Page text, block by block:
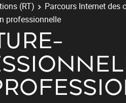
(RT)
Parcours Internet des
professionnelle